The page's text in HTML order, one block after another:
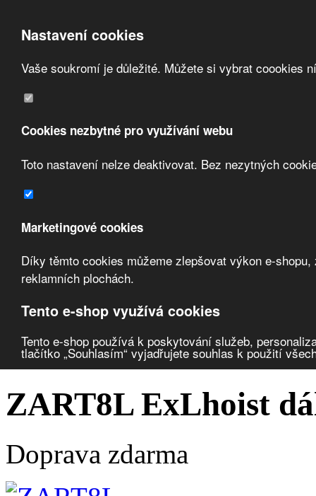
Nastavení cookies
Vaše soukromí je důležité. Můžete si vybrat coookies
Cookies nezbytné pro využívání webu
Toto nastavení nelze deaktivovat. Bez nezytných
Marketingové cookies
Díky těmto cookies můžeme zlepšovat výkon e-
reklamních plochách.
Tento e-shop využívá cookies
Tento e-shop používá k poskytování služeb,
tlačítko „Souhlasím“ vyjadřujete souhlas k použití
Přeskočit na hlavní obsah/Přeskočit na doplňující obsah
Kontakt
Zvolte měnu:
Porovnat produkty 0
Ovladače a signalizace jeřábové ovládače bezdrátové
ZART8L ExLhoist
Doprava zdarma